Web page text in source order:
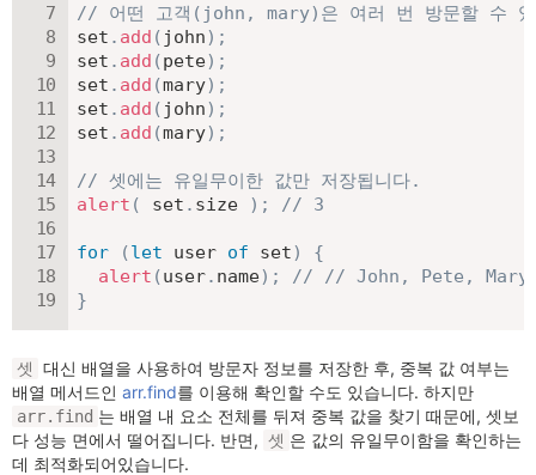
// 어떤 고객(john, mary)은 여러 번 방문할 수 있
set . add ( john) ;
set . add (pete) ;
set . add (mary) ;
set . add ( john) ;
set . add (mary) ;
// 셋에는 유일무이한 값만 저장됩니다.
alert ( set . size ) ; // 3
for (let user of set)
{
alert (user. name) ;
// // John, Pete, Mary
}
셋
대신 배열을 사용하여 방문자 정보를 저장한 후, 중복 값 여부는
배열 메서드인 arr.find를 이용해 확인할 수도 있습니다. 하지만
arr.find 는 배열 내 요소 전체를 뒤져 중복 값을 찾기 때문에, 셋보
다 성능 면에서 떨어집니다. 반면, 셋 은 값의 유일무이함을 확인하는
데 최적화되어있습니다.